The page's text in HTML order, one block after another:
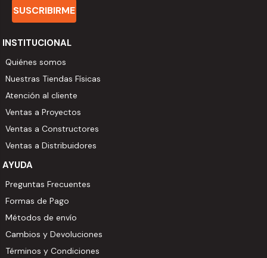
SUSCRIBIRME
INSTITUCIONAL
Quiénes somos
Nuestras Tiendas Físicas
Atención al cliente
Ventas a Proyectos
Ventas a Constructores
Ventas a Distribuidores
AYUDA
Preguntas Frecuentes
Formas de Pago
Métodos de envío
Cambios y Devoluciones
Términos y Condiciones